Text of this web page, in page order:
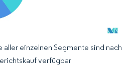
erfordert Namensnennung
einzelnen Segmente sind nach
verfügbar